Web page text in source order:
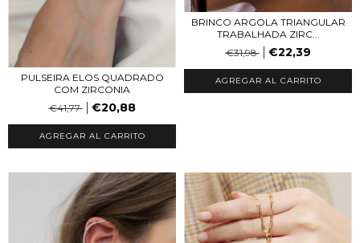
PULSEIRA ELOS QUADRADO
COM ZIRCONIA
€41,77
€20,88
AGREGAR AL CARRITO
BRINCO ARGOLA TRIANGULAR
TRABALHADA ZIRC...
€31,98
€22,39